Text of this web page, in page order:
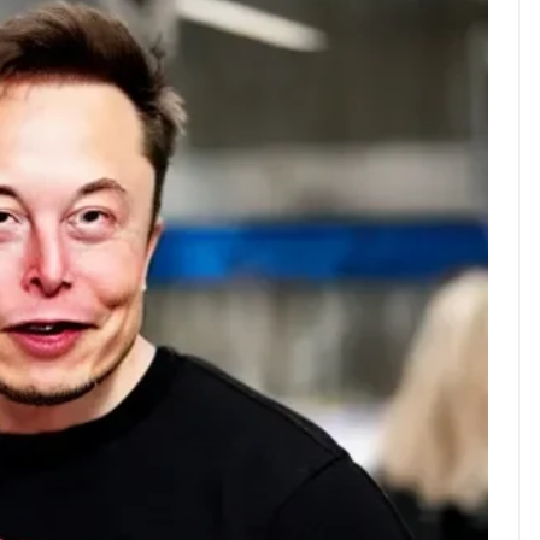
TNG– Pernah gak sih
mulai ngerjain sesuatu cuma
iseng-iseng, eh ternyata malah
peluang bisnis yang
...
Dari Iseng Jadi Cuan: Kisah
TUM_ATUL yang Ubah
Hampers Jadi Bisnis Kece
NEWS TNG– Siapa
kenal dengan kelezatan
sakura ini memang sudah
n
Cuma
Sushi!